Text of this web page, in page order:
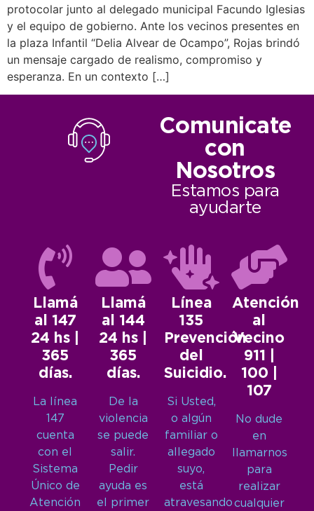
protocolar junto al delegado municipal Facundo Iglesias
y el equipo de gobierno. Ante los vecinos presentes en
la plaza Infantil “Delia Alvear de Ocampo”, Rojas brindó
un mensaje cargado de realismo, compromiso y
esperanza. En un contexto […]
Comunicate
con
Nosotros
Estamos para
ayudarte
Llamá
al 147
24 hs |
365
días.
La línea
147
cuenta
con el
Sistema
Único de
Atención
Llamá
al 144
24 hs |
365
días.
De la
violencia
se puede
salir.
Pedir
ayuda es
el primer
Línea
135
Prevención
del
Suicidio.
Si Usted,
o algún
familiar o
allegado
suyo,
está
atravesando
Atención
al
Vecino
911 |
100 |
107
No dude
en
llamarnos
para
realizar
cualquier